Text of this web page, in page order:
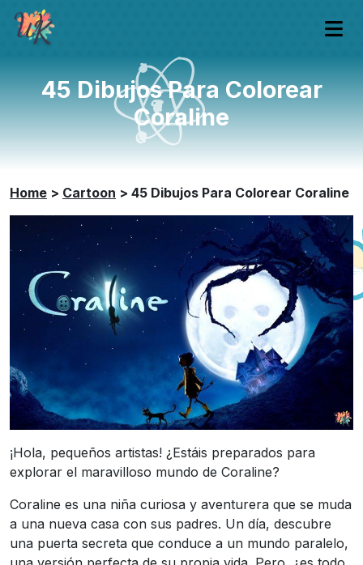
45 Dibujos Para Colorear
Coraline
Home > Cartoon > 45 Dibujos Para Colorear Coraline
¡Hola, pequeños artistas! ¿Estáis preparados para
explorar el maravilloso mundo de Coraline?
Coraline es una niña curiosa y aventurera que se muda
a una nueva casa con sus padres. Un día, descubre
una puerta secreta que conduce a un mundo paralelo,